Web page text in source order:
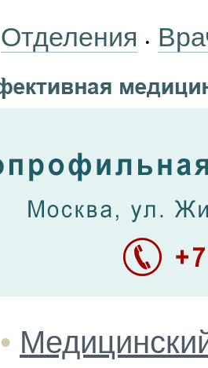
Отделения •
•